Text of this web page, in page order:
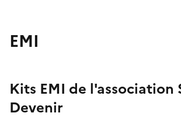
EMI
Kits EMI de l'association
Devenir